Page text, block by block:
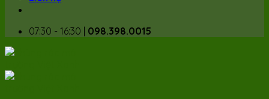
07:30 - 16:30 | 098.398.0015